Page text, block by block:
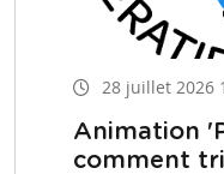
28 juillet 2026
Animation
comment